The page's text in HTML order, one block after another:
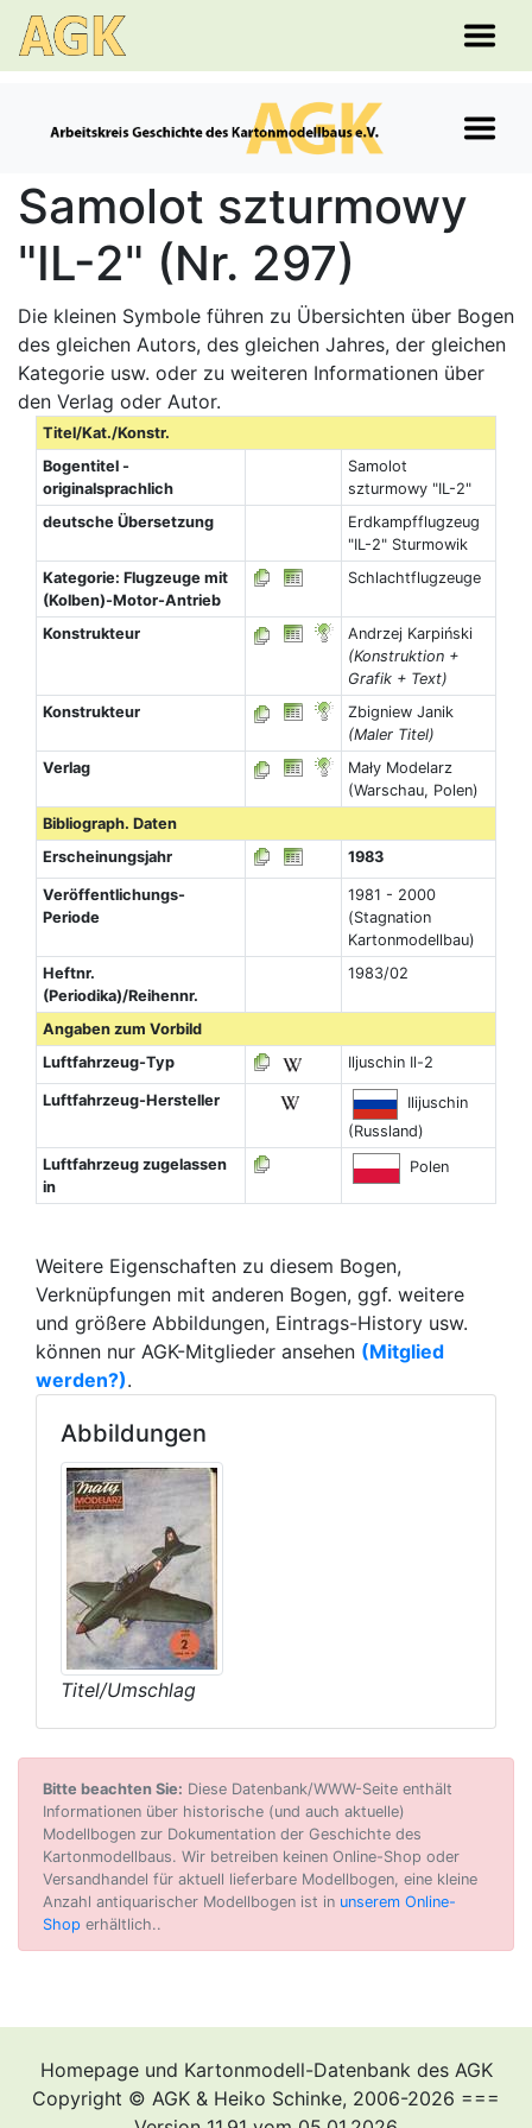
Samolot szturmowy
"IL-2" (Nr. 297)
Die kleinen Symbole führen zu Übersichten über Bogen
des gleichen Autors, des gleichen Jahres, der gleichen
Kategorie usw. oder zu weiteren Informationen über
den Verlag oder Autor.
Titel/Kat./Konstr.
Bogentitel -
originalsprachlich
Samolot
szturmowy "IL-2"
deutsche Übersetzung
Erdkampfflugzeug
"IL-2" Sturmowik
Kategorie: Flugzeuge mit
(Kolben)-Motor-Antrieb
Schlachtflugzeuge
Konstrukteur
Andrzej Karpiński
(Konstruktion +
Grafik + Text)
Konstrukteur
Zbigniew Janik
(Maler Titel)
Verlag
Mały Modelarz
(Warschau, Polen)
Bibliograph. Daten
Erscheinungsjahr
1983
Veröffentlichungs-
Periode
1981 - 2000
(Stagnation
Kartonmodellbau)
Heftnr.
(Periodika)/Reihennr.
1983/02
Angaben zum Vorbild
Luftfahrzeug-Typ
Iljuschin Il-2
Luftfahrzeug-Hersteller
Ilijuschin
(Russland)
Luftfahrzeug zugelassen
in
Polen
Weitere Eigenschaften zu diesem Bogen,
Verknüpfungen mit anderen Bogen, ggf. weitere
und größere Abbildungen, Eintrags-History usw.
können nur AGK-Mitglieder ansehen (Mitglied
werden?).
Abbildungen
Titel/Umschlag
Bitte beachten Sie: Diese Datenbank/WWW-Seite enthält
Informationen über historische (und auch aktuelle)
Modellbogen zur Dokumentation der Geschichte des
Kartonmodellbaus. Wir betreiben keinen Online-Shop oder
Versandhandel für aktuell lieferbare Modellbogen, eine kleine
Anzahl antiquarischer Modellbogen ist in unserem Online-
Shop erhältlich..
Homepage und Kartonmodell-Datenbank des AGK
Copyright © AGK & Heiko Schinke, 2006-2026 ===